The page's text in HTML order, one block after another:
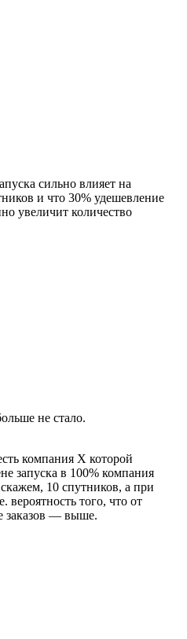
сильно влияет на
и что 30% удешевление
увеличит количество
не стало.
компания X которой
запуска в 100% компания
10 спутников, а при
того, что от
заказов — выше.